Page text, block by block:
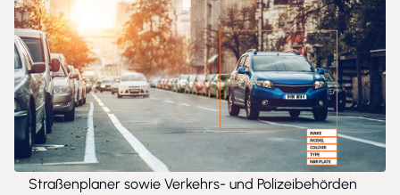
Straßenplaner sowie Verkehrs- und Polizeibehörden